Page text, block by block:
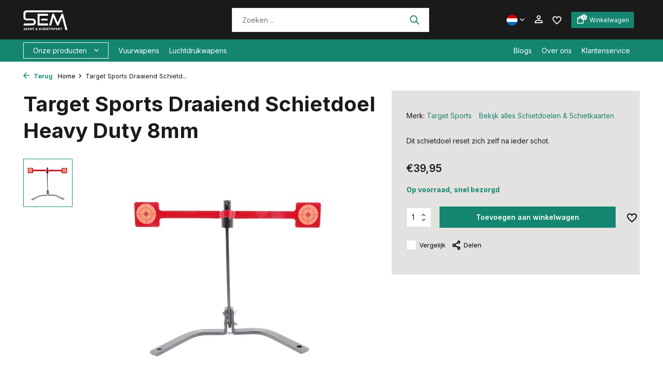
0 Winkelwagen
Onze producten Vuurwapens Luchtdrukwapens Blogs Over ons Klantenservice
Terug Home Target Sports Draaiend Schietd...
Target Sports Draaiend Schietdoel
Heavy Duty 8mm
Merk: Target Sports Bekijk alles Schietdoelen & Schietkaarten
Dit schietdoel reset zich zelf na ieder schot.
€39,95
Op voorraad, snel bezorgd
Toevoegen aan winkelwagen
Vergelijk Delen